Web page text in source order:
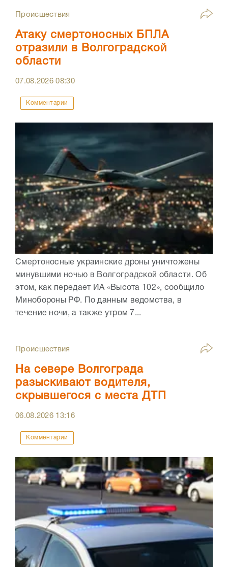
Происшествия
Атаку смертоносных БПЛА
отразили в Волгоградской
области
07.08.202608:30
Комментарии
Смертоносные украинские дроны уничтожены
минувшими ночью в Волгоградской области. Об
этом, как передает ИА «Высота 102», сообщило
Минобороны РФ. По данным ведомства, в
течение ночи, а также утром 7...
Происшествия
На севере Волгограда
разыскивают водителя,
скрывшегося с места ДТП
06.08.2026 13:16
Комментарии